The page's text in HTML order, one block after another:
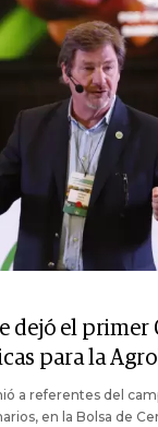
dejó el primer
para la
a referentes del
en la Bolsa de